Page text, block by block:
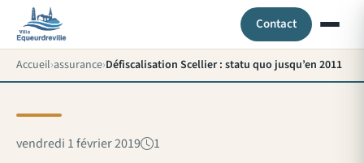
Contact
Accueil assurance Défiscalisation Scellier : statu quo jusqu’en 2011
vendredi 1 février 2019 1